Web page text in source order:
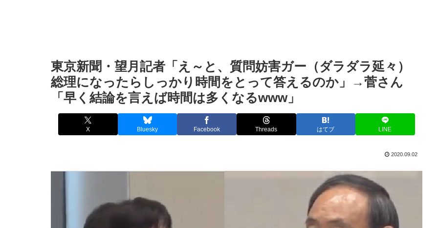
東京新聞・望月記者「え～と、質問妨害ガー（ダラダラ延々）
総理になったらしっかり時間をとって答えるのか」→菅さん
「早く結論を言えば時間は多くなるwww」
X Bluesky Facebook Threads はてブ LINE
2020.09.02